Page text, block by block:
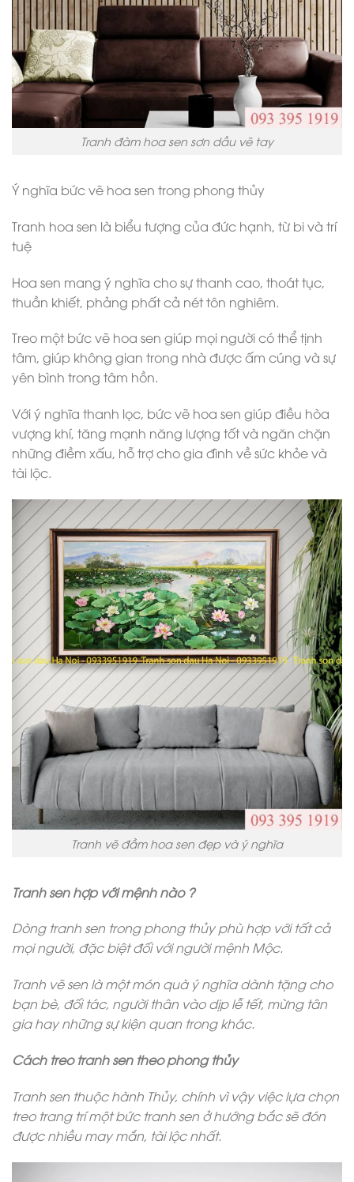
Tranh đàm hoa sen sơn dầu vẽ tay
Ý nghĩa bức vẽ hoa sen trong phong thủy
Tranh hoa sen là biểu tượng của đức hạnh, từ bi và trí
tuệ
Hoa sen mang ý nghĩa cho sự thanh cao, thoát tục,
thuần khiết, phảng phất cả nét tôn nghiêm.
Treo một bức vẽ hoa sen giúp mọi người có thể tịnh
tâm, giúp không gian trong nhà được ấm cúng và sự
yên bình trong tâm hồn.
Với ý nghĩa thanh lọc, bức vẽ hoa sen giúp điều hòa
vượng khí, tăng mạnh năng lượng tốt và ngăn chặn
những điềm xấu, hỗ trợ cho gia đình về sức khỏe và
tài lộc.
Tranh vẽ đầm hoa sen đẹp và ý nghĩa
Tranh sen hợp với mệnh nào ?
Dòng tranh sen trong phong thủy phù hợp với tất cả
mọi người, đặc biệt đối với người mệnh Mộc.
Tranh vẽ sen là một món quà ý nghĩa dành tặng cho
bạn bè, đối tác, người thân vào dịp lễ tết, mừng tân
gia hay những sự kiện quan trong khác.
Cách treo tranh sen theo phong thủy
Tranh sen thuộc hành Thủy, chính vì vậy việc lựa chọn
treo trang trí một bức tranh sen ở hướng bắc sẽ đón
được nhiều may mắn, tài lộc nhất.